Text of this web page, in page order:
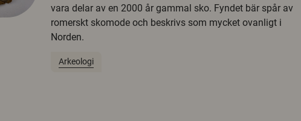
vara delar av en 2000 år gammal sko. Fyndet bär spår av
romerskt skomode och beskrivs som mycket ovanligt i
Norden.
Arkeologi